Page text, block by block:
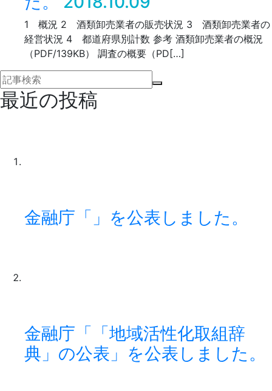
1 概況 2 酒類卸売業者の販売状況 3 酒類卸売業者の
経営状況 4 都道府県別計数 参考 酒類卸売業者の概況
（PDF/139KB） 調査の概要（PD[…]
最近の投稿
金融庁「」を公表しました。
金融庁「「地域活性化取組辞
典」の公表」を公表しました。